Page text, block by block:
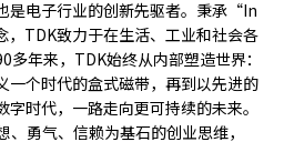
是电子行业的创新先驱者。秉承“In
TDK致力于在生活、工业和社会各
年来，TDK始终从内部塑造世界：
一个时代的盒式磁带，再到以先进的
时代，一路走向更可持续的未来。
勇气、信赖为基石的创业思维，